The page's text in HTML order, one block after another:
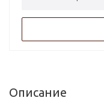
Описание